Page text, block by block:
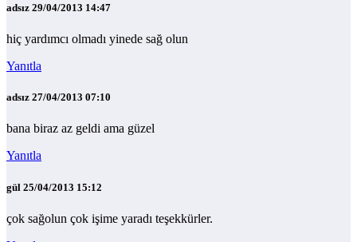
adsız 29/04/2013 14:47
hiç yardımcı olmadı yinede sağ olun
Yanıtla
adsız 27/04/2013 07:10
bana biraz az geldi ama güzel
Yanıtla
gül 25/04/2013 15:12
çok sağolun çok işime yaradı teşekkürler.